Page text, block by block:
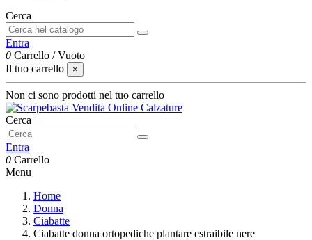
Cerca
Entra
0 Carrello /Vuoto
Il tuo carrello
×
Non ci sono prodotti nel tuo carrello
Cerca
Entra
0 Carrello
Menu
Home
Donna
Ciabatte
Ciabatte donna ortopediche plantare estraibile nere